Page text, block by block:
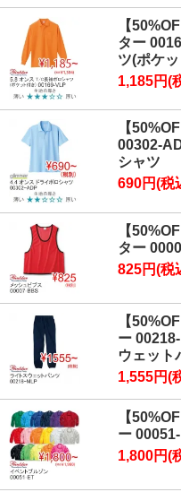
【
ター
ツ(ポケ
1,185円(
【
00302-
シャツ
690円(税
【
ター
825円(税
【
ー
ウェット
1,555円(
【
ー
1,800円(